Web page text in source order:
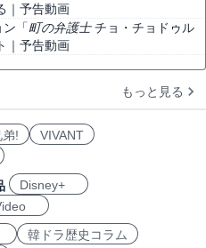
｜予告動画
「町の弁護士チョ・チョドゥル
｜予告動画
もっと見る
!
VIVANT
Disney+
韓ドラ歴史コラム